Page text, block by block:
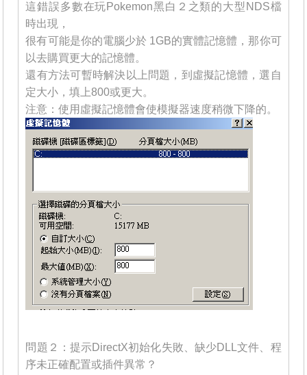
這錯誤多數在玩Pokemon黑白２之類的大型NDS檔
時出現，
很有可能是你的電腦少於 1GB的實體記憶體，那你可
以去購買更大的記憶體。
還有方法可暫時解決以上問題，到虛擬記憶體，選自
定大小，填上800或更大。
注意：使用虛擬記憶體會使模擬器速度稍微下降的。
問題２：提示DirectX初始化失敗、缺少DLL文件、程
序未正確配置或插件異常？